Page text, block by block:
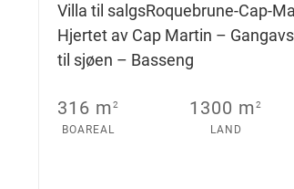
Villa til salgsRoquebrune-Cap-
Hjertet av Cap Martin –
til sjøen – Basseng
316 m2
BOAREAL
1300 m2
LAND